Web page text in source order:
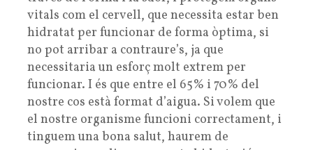
vitals com el cervell, que necessita estar ben
hidratat per funcionar de forma òptima, si
no pot arribar a contraure’s, ja que
necessitaria un esforç molt extrem per
funcionar. I és que entre el 65% i 70% del
nostre cos està format d’aigua. Si volem que
el nostre organisme funcioni correctament, i
tinguem una bona salut, haurem de